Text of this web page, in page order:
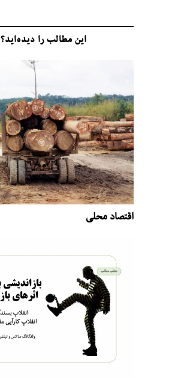
این مطالب را دیده‌اید؟
اقتصاد محلی